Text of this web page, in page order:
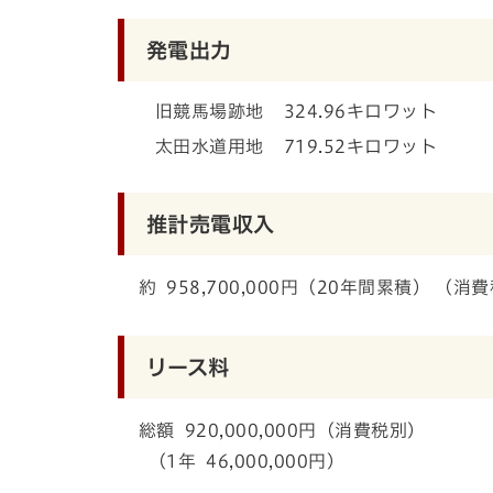
発電出力
旧競馬場跡地 324.96キロワット
太田水道用地 719.52キロワット
推計売電収入
約 958,700,000円（20年間累積） （消費
リース料
総額 920,000,000円（消費税別）
（1年 46,000,000円）